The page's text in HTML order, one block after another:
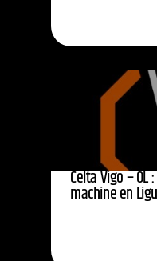
Celta Vigo –
machine en